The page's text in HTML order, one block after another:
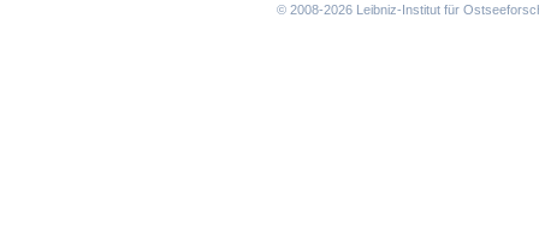
© 2008-2026 Leibniz-Institut für